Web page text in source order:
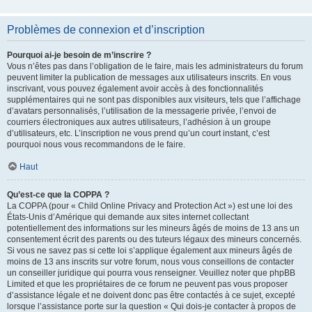
Problèmes de connexion et d’inscription
Pourquoi ai-je besoin de m’inscrire ?
Vous n’êtes pas dans l’obligation de le faire, mais les administrateurs du forum
peuvent limiter la publication de messages aux utilisateurs inscrits. En vous
inscrivant, vous pouvez également avoir accès à des fonctionnalités
supplémentaires qui ne sont pas disponibles aux visiteurs, tels que l’affichage
d’avatars personnalisés, l’utilisation de la messagerie privée, l’envoi de
courriers électroniques aux autres utilisateurs, l’adhésion à un groupe
d’utilisateurs, etc. L’inscription ne vous prend qu’un court instant, c’est
pourquoi nous vous recommandons de le faire.
Haut
Qu’est-ce que la COPPA ?
La COPPA (pour « Child Online Privacy and Protection Act ») est une loi des
États-Unis d’Amérique qui demande aux sites internet collectant
potentiellement des informations sur les mineurs âgés de moins de 13 ans un
consentement écrit des parents ou des tuteurs légaux des mineurs concernés.
Si vous ne savez pas si cette loi s’applique également aux mineurs âgés de
moins de 13 ans inscrits sur votre forum, nous vous conseillons de contacter
un conseiller juridique qui pourra vous renseigner. Veuillez noter que phpBB
Limited et que les propriétaires de ce forum ne peuvent pas vous proposer
d’assistance légale et ne doivent donc pas être contactés à ce sujet, excepté
lorsque l’assistance porte sur la question « Qui dois-je contacter à propos de